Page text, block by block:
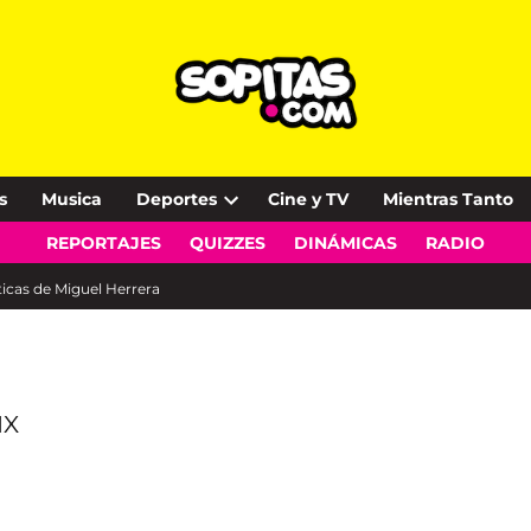
Musica Deportes
Open
dropdown
Cine y TV Mientras Tanto
REPORTAJES QUIZZES DINÁMICAS RADIO
de Miguel Herrera